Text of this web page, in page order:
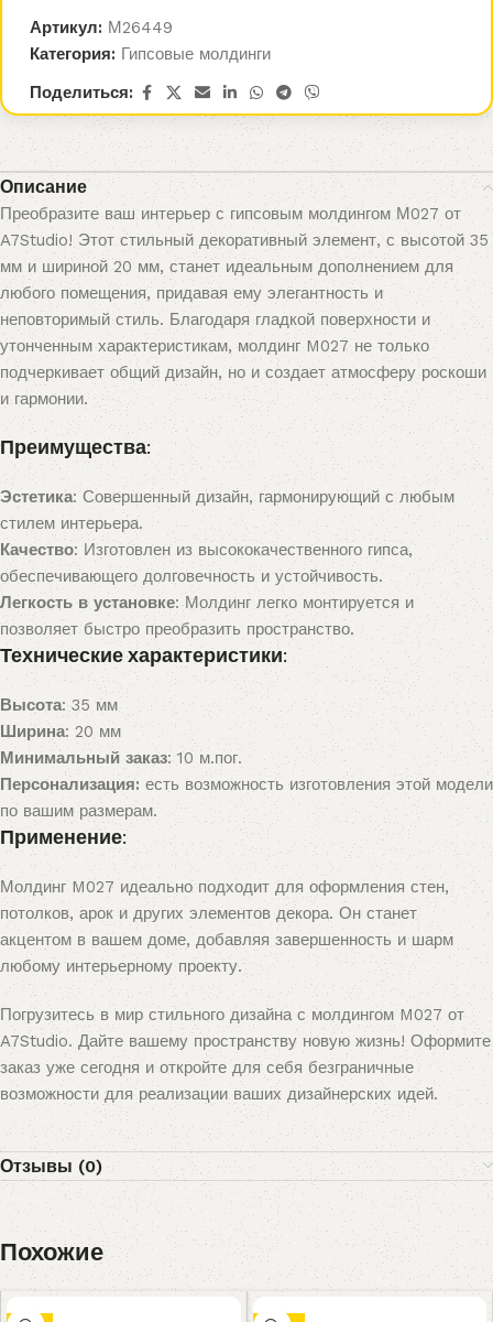
Артикул: М26449
Категория: Гипсовые молдинги
Поделиться:
Описание
Преобразите ваш интерьер с гипсовым молдингом М027 от
A7Studio! Этот стильный декоративный элемент, с высотой 35
мм и шириной 20 мм, станет идеальным дополнением для
любого помещения, придавая ему элегантность и
неповторимый стиль. Благодаря гладкой поверхности и
утонченным характеристикам, молдинг M027 не только
подчеркивает общий дизайн, но и создает атмосферу роскоши
и гармонии.
Преимущества:
Эстетика: Совершенный дизайн, гармонирующий с любым
стилем интерьера.
Качество: Изготовлен из высококачественного гипса,
обеспечивающего долговечность и устойчивость.
Легкость в установке: Молдинг легко монтируется и
позволяет быстро преобразить пространство.
Технические характеристики:
Высота: 35 мм
Ширина: 20 мм
Минимальный заказ: 10 м.пог.
Персонализация: есть возможность изготовления этой модели
по вашим размерам.
Применение:
Молдинг M027 идеально подходит для оформления стен,
потолков, арок и других элементов декора. Он станет
акцентом в вашем доме, добавляя завершенность и шарм
любому интерьерному проекту.
Погрузитесь в мир стильного дизайна с молдингом M027 от
A7Studio. Дайте вашему пространству новую жизнь! Оформите
заказ уже сегодня и откройте для себя безграничные
возможности для реализации ваших дизайнерских идей.
Отзывы (0)
Похожие